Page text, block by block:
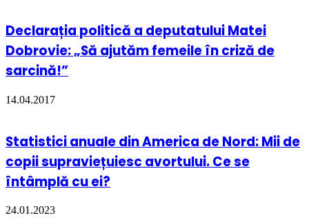
Declarația politică a deputatului Matei
Dobrovie: „Să ajutăm femeile în criză de
sarcină!”
14.04.2017
Statistici anuale din America de Nord: Mii de
copii supraviețuiesc avortului. Ce se
întâmplă cu ei?
24.01.2023